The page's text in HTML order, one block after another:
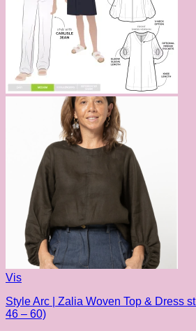
Vis
Style Arc | Zalia Woven Top & Dress
46 – 60)